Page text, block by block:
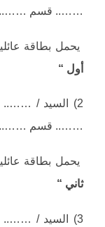
…….. قسم ……..
يحمل بطاقة
أول “
2) السيد /
…….. قسم ……..
يحمل بطاقة
ثاني “
3) السيد /